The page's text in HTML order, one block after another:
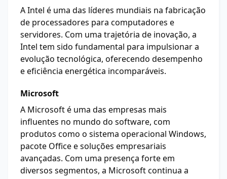
A Intel é uma das líderes mundiais na fabricação
de processadores para computadores e
servidores. Com uma trajetória de inovação, a
Intel tem sido fundamental para impulsionar a
evolução tecnológica, oferecendo desempenho
e eficiência energética incomparáveis.
Microsoft
A Microsoft é uma das empresas mais
influentes no mundo do software, com
produtos como o sistema operacional Windows,
pacote Office e soluções empresariais
avançadas. Com uma presença forte em
diversos segmentos, a Microsoft continua a